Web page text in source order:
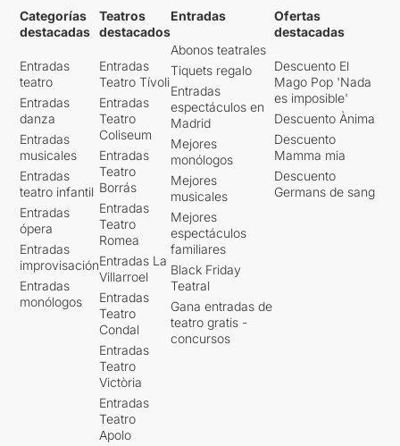
Categorías
destacadas
Entradas
teatro
Entradas
danza
Entradas
musicales
Entradas
teatro infantil
Entradas
ópera
Entradas
improvisación
Entradas
monólogos
Teatros
destacados
Entradas
Teatro Tívoli
Entradas
Teatro
Coliseum
Entradas
Teatro
Borrás
Entradas
Teatro
Romea
Entradas La
Villarroel
Entradas
Teatro
Condal
Entradas
Teatro
Victòria
Entradas
Teatro
Apolo
Entradas
Abonos teatrales
Tiquets regalo
Entradas
espectáculos en
Madrid
Mejores
monólogos
Mejores
musicales
Mejores
espectáculos
familiares
Black Friday
Teatral
Gana entradas de
teatro gratis -
concursos
Ofertas
destacadas
Descuento El
Mago Pop 'Nada
es imposible'
Descuento Ànima
Descuento
Mamma mia
Descuento
Germans de sang